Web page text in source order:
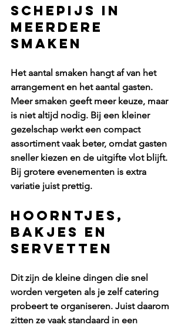
Schepijs in
meerdere
smaken
Het aantal smaken hangt af van het
arrangement en het aantal gasten.
Meer smaken geeft meer keuze, maar
is niet altijd nodig. Bij een kleiner
gezelschap werkt een compact
assortiment vaak beter, omdat gasten
sneller kiezen en de uitgifte vlot blijft.
Bij grotere evenementen is extra
variatie juist prettig.
Hoorntjes,
bakjes en
servetten
Dit zijn de kleine dingen die snel
worden vergeten als je zelf catering
probeert te organiseren. Juist daarom
zitten ze vaak standaard in een